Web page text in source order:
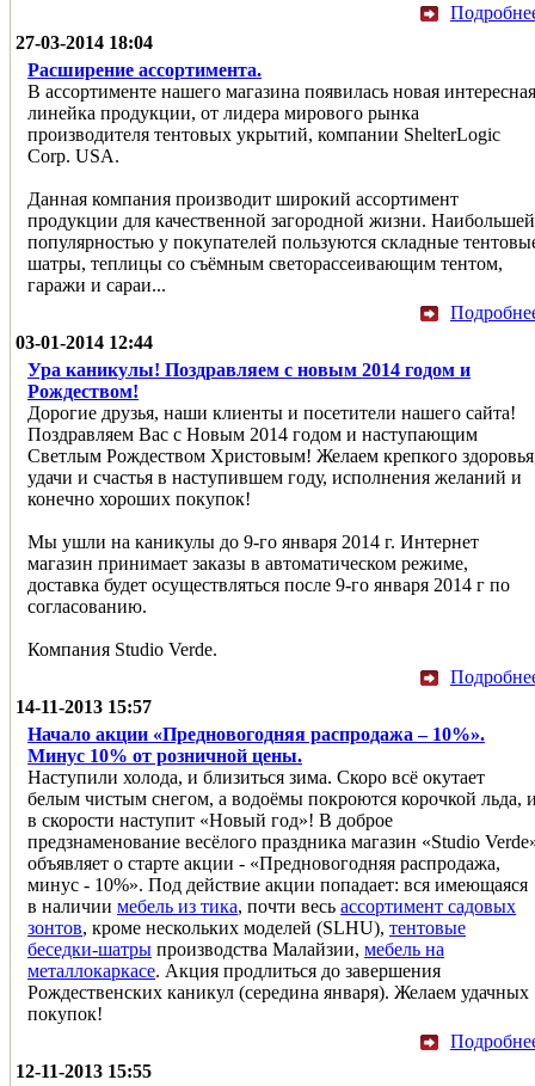
27-03-2014 18:04
Расширение ассортимента.
В ассортименте нашего магазина появилась новая интересная
линейка продукции, от лидера мирового рынка
производителя тентовых укрытий, компании ShelterLogic
Corp. USA.
Данная компания производит широкий ассортимент
продукции для качественной загородной жизни. Наибольшей
популярностью у покупателей пользуются складные
шатры, теплицы со съёмным светорассеивающим тентом,
гаражи и сараи...
03-01-2014 12:44
Ура каникулы! Поздравляем с новым 2014 годом и
Рождеством!
Дорогие друзья, наши клиенты и посетители нашего сайта!
Поздравляем Вас с Новым 2014 годом и наступающим
Светлым Рождеством Христовым! Желаем крепкого
удачи и счастья в наступившем году, исполнения желаний и
конечно хороших покупок!
Мы ушли на каникулы до 9-го января 2014 г. Интернет
магазин принимает заказы в автоматическом режиме,
доставка будет осуществляться после 9-го января 2014 г по
согласованию.
Компания Studio Verde.
14-11-2013 15:57
Начало акции «Предновогодняя распродажа – 10%».
Минус 10% от розничной цены.
Наступили холода, и близиться зима. Скоро всё окутает
белым чистым снегом, а водоёмы покроются корочкой льда,
в скорости наступит «Новый год»! В доброе
предзнаменование весёлого праздника магазин «Studio
объявляет о старте акции - «Предновогодняя распродажа,
минус - 10%». Под действие акции попадает: вся имеющаяся
в наличии мебель из тика, почти весь ассортимент садовых
зонтов, кроме нескольких моделей (SLHU), тентовые
беседки-шатры производства Малайзии, мебель на
металлокаркасе. Акция продлиться до завершения
Рождественских каникул (середина января). Желаем удачных
покупок!
12-11-2013 15:55